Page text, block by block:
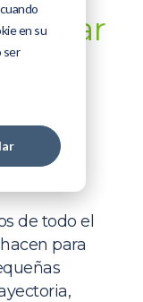
en su
ser
su
de todo el
hacen para
,